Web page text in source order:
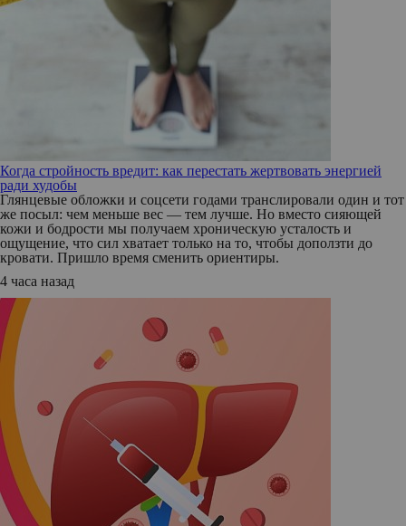
Когда стройность вредит: как перестать жертвовать энергией
ради худобы
Глянцевые обложки и соцсети годами транслировали один и тот
же посыл: чем меньше вес — тем лучше. Но вместо сияющей
кожи и бодрости мы получаем хроническую усталость и
ощущение, что сил хватает только на то, чтобы доползти до
кровати. Пришло время сменить ориентиры.
4 часа назад